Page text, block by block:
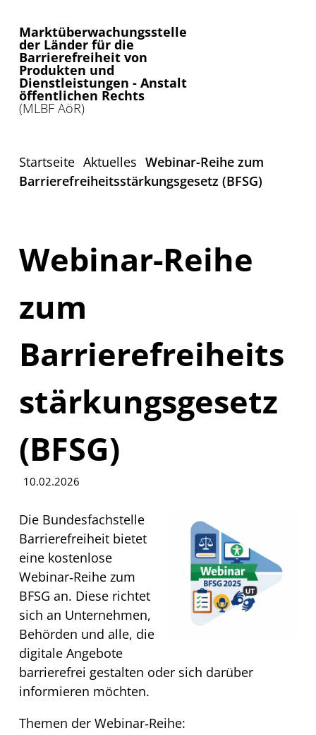
Marktüberwachungsstelle
der Länder für die
Barrierefreiheit von
Produkten und
Dienstleistungen - Anstalt
öffentlichen Rechts
(MLBF AöR)
Startseite Aktuelles Webinar-Reihe zum
Barrierefreiheitsstärkungsgesetz (BFSG)
Webinar-Reihe
zum
Barrierefreiheits
stärkungsgesetz
(BFSG)
10.02.2026
Die Bundesfachstelle
Barrierefreiheit bietet
eine kostenlose
Webinar‑Reihe zum
BFSG an. Diese richtet
sich an Unternehmen,
Behörden und alle, die
digitale Angebote
barrierefrei gestalten oder sich darüber
informieren möchten.
Themen der Webinar‑Reihe: